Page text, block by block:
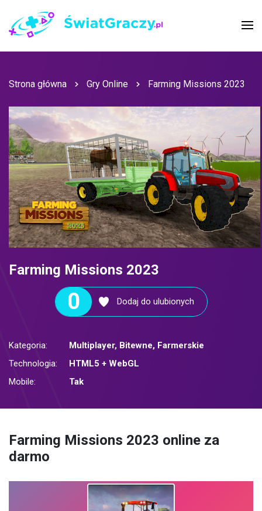
Strona główna Gry Online Farming Missions 2023
Farming Missions 2023
0 Dodaj do ulubionych
Kategoria: Multiplayer, Bitewne, Farmerskie
Technologia:
HTML5 + WebGL
Mobile:
Tak
Farming Missions 2023 online za
darmo